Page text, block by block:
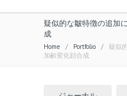
疑似的な皺特徴の追加
成
Home / Portfolio / 疑似
加齢変化顔合成